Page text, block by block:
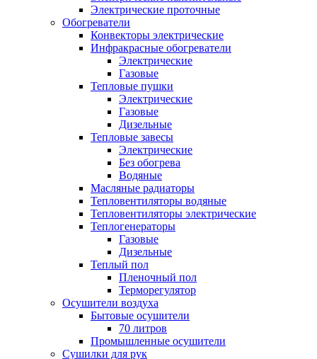
Электрические проточные
Обогреватели
Конвекторы электрические
Инфракрасные обогреватели
Электрические
Газовые
Тепловые пушки
Электрические
Газовые
Дизельные
Тепловые завесы
Электрические
Без обогрева
Водяные
Масляные радиаторы
Тепловентиляторы водяные
Тепловентиляторы электрические
Теплогенераторы
Газовые
Дизельные
Теплый пол
Пленочный пол
Терморегулятор
Осушители воздуха
Бытовые осушители
70 литров
Промышленные осушители
Сушилки для рук